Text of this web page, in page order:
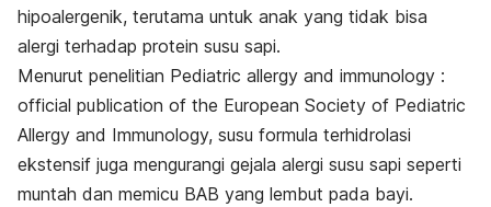
hipoalergenik, terutama untuk anak yang tidak bisa
alergi terhadap protein susu sapi.
Menurut penelitian Pediatric allergy and immunology :
official publication of the European Society of Pediatric
Allergy and Immunology, susu formula terhidrolasi
ekstensif juga mengurangi gejala alergi susu sapi seperti
muntah dan memicu BAB yang lembut pada bayi.